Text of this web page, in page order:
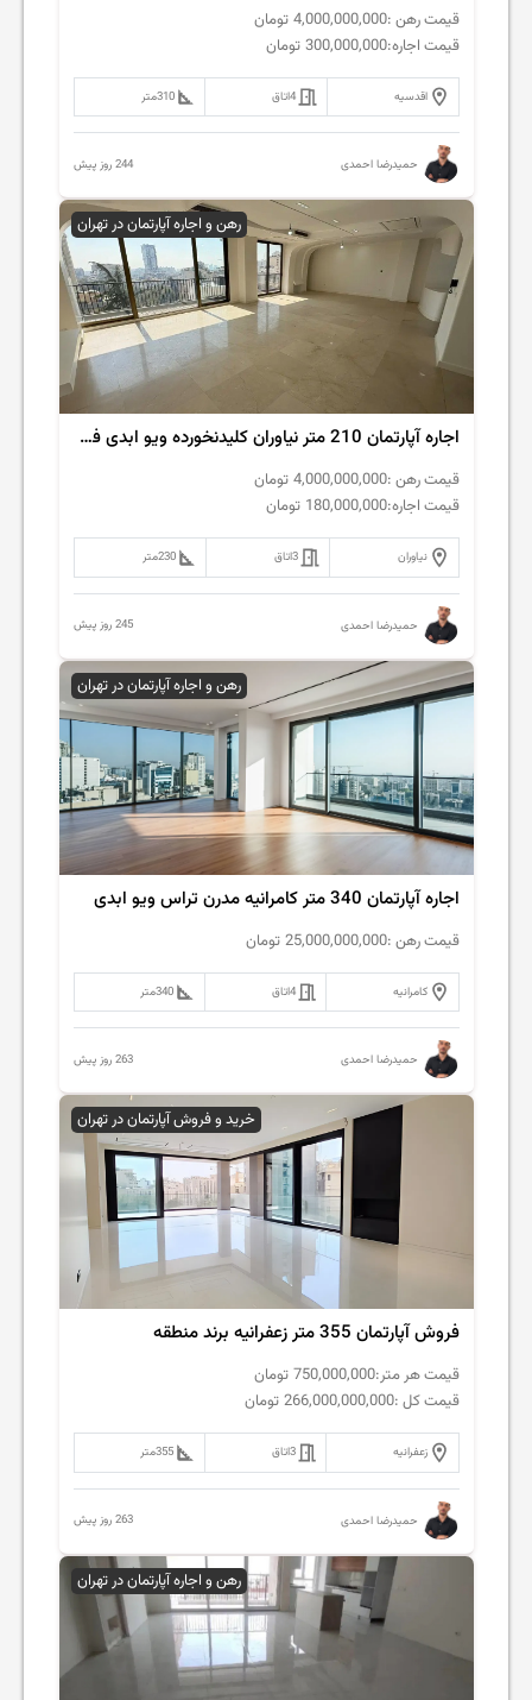
قیمت رهن :4,000,000,000 تومان
قیمت اجاره:300,000,000 تومان
اقدسیه 4اتاق 310متر
حمیدرضا احمدی 244 روز پیش
رهن و اجاره آپارتمان در تهران
اجاره آپارتمان 210 متر نیاوران کلیدنخورده ویو ابدی فول مشاعات
قیمت رهن :4,000,000,000 تومان
قیمت اجاره:180,000,000 تومان
نیاوران 3اتاق 230متر
حمیدرضا احمدی 245 روز پیش
رهن و اجاره آپارتمان در تهران
اجاره آپارتمان 340 متر کامرانیه مدرن تراس ویو ابدی
قیمت رهن :25,000,000,000 تومان
کامرانیه 4اتاق 340متر
حمیدرضا احمدی 263 روز پیش
خرید و فروش آپارتمان در تهران
فروش آپارتمان 355 متر زعفرانیه برند منطقه
قیمت هر متر:750,000,000 تومان
قیمت کل :266,000,000,000 تومان
زعفرانیه 3اتاق 355متر
حمیدرضا احمدی 263 روز پیش
رهن و اجاره آپارتمان در تهران